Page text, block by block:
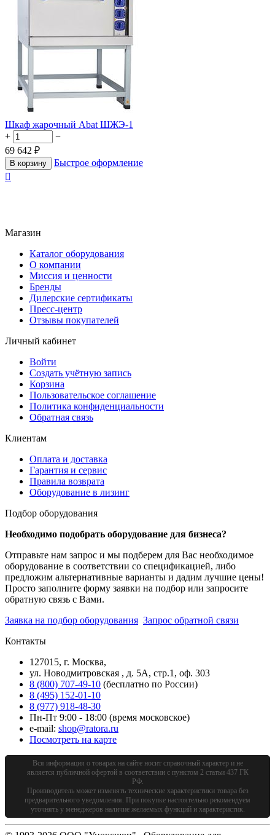
Шкаф жарочный Abat ШЖЭ-1
+
−
69 642 ₽
В корзину
Быстрое оформление

Магазин
Каталог оборудования
О компании
Миссия и ценности
Бренды
Дилерские сертификаты
Пресс-центр
Отзывы покупателей
Личный кабинет
Войти
Создать учётную запись
Корзина
Пользовательское соглашение
Политика конфиденциальности
Обратная связь
Клиентам
Оплата и доставка
Гарантия и сервис
Правила возврата
Оборудование в лизинг
Подбор оборудования
Необходимо подобрать оборудование для бизнеса?
Отправьте нам запрос и мы подберем для Вас необходимое
оборудование в соответствии со спецификацией, либо
предложим альтернативные варианты и дадим лучшие цены!
Просто заполните форму заявки на подбор или запросите
обратную связь с Вами.
Заявка на подбор оборудования Запрос обратной связи
Контакты
127015, г. Москва,
ул. Новодмитровская , д. 5А, стр.1, оф. 303
8 (800) 707-49-10 (бесплатно по России)
8 (495) 152-01-10
8 (977) 918-48-30
Пн-Пт 9:00 - 18:00 (время московское)
e-mail: shop@ratora.ru
Посмотреть на карте
Вся информация о товарах на сайте носит справочный характер и не
является публичной офертой в соответствии с пунктом 2 статьи 437 ГК
РФ.
Производитель может изменять технические характеристики товара без
предварительного уведомления. При покупке настоятельно рекомендуем
уточнять у менеджеров наличие желаемых функций и характеристик.